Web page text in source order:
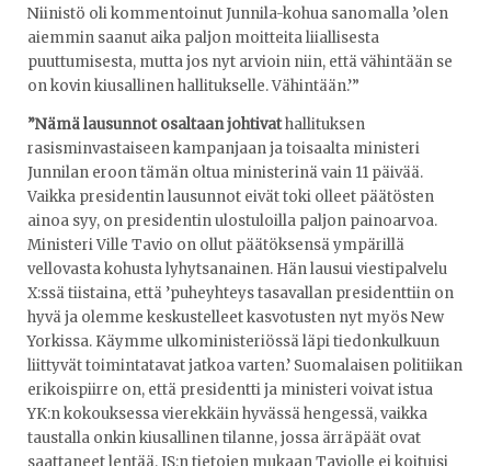
Niinistö oli kommentoinut Junnila-kohua sanomalla ’olen
aiemmin saanut aika paljon moitteita liiallisesta
puuttumisesta, mutta jos nyt arvioin niin, että vähintään se
on kovin kiusallinen hallitukselle. Vähintään.’”
”Nämä lausunnot osaltaan johtivathallituksen
rasisminvastaiseen kampanjaan ja toisaalta ministeri
Junnilan eroon tämän oltua ministerinä vain 11 päivää.
Vaikka presidentin lausunnot eivät toki olleet päätösten
ainoa syy, on presidentin ulostuloilla paljon painoarvoa.
Ministeri Ville Tavio on ollut päätöksensä ympärillä
vellovasta kohusta lyhytsanainen. Hän lausui viestipalvelu
X:ssä tiistaina, että ’puheyhteys tasavallan presidenttiin on
hyvä ja olemme keskustelleet kasvotusten nyt myös New
Yorkissa. Käymme ulkoministeriössä läpi tiedonkulkuun
liittyvät toimintatavat jatkoa varten.’ Suomalaisen politiikan
erikoispiirre on, että presidentti ja ministeri voivat istua
YK:n kokouksessa vierekkäin hyvässä hengessä, vaikka
taustalla onkin kiusallinen tilanne, jossa ärräpäät ovat
saattaneet lentää. IS:n tietojen mukaan Taviolle ei koituisi